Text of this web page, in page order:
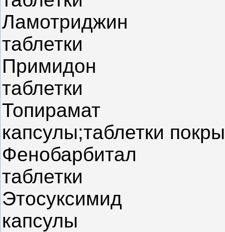
Ламотриджин
таблетки
Примидон
таблетки
Топирамат
капсулы;таблетки
Фенобарбитал
таблетки
Этосуксимид
капсулы